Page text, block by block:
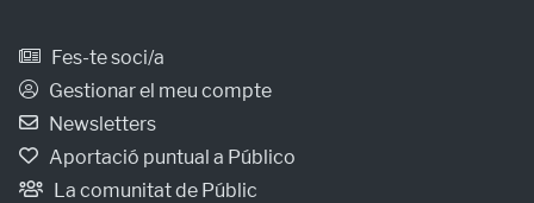
Fes-te soci/a
Gestionar el meu compte
Newsletters
Aportació puntual a Público
La comunitat de Públic